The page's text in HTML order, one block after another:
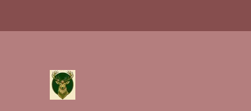
hoofdinhoud